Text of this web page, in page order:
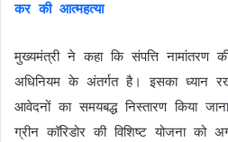
कर की आत्महत्या
मुख्यमंत्री ने कहा कि संपत्ति नामांतरण
अधिनियम के अंतर्गत है। इसका ध्यान
आवेदनों का समयबद्ध निस्तारण किया
ग्रीन कॉरिडोर की विशिष्ट योजना